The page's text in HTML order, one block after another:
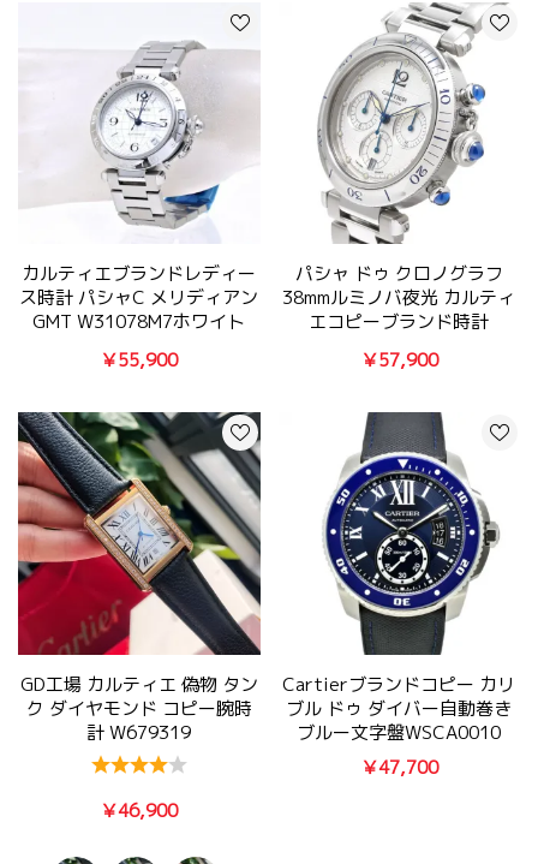
カルティエブランドレディー
ス時計 パシャC メリディアン
GMT W31078M7ホワイト
35mm
￥55,900
パシャ ドゥ クロノグラフ
38mmルミノバ夜光 カルティ
エコピーブランド時計
W31030H3
￥57,900
GD工場 カルティエ 偽物 タン
ク ダイヤモンド コピー腕時
計 W679319
￥46,900
Cartierブランドコピー カリ
ブル ドゥ ダイバー自動巻き
ブルー文字盤WSCA0010
￥47,700